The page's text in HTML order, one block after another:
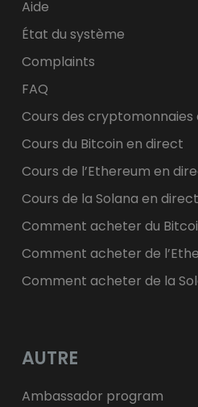
Aide
État du système
Complaints
FAQ
Cours des cryptomonnaies
Cours du Bitcoin en direct
Cours de l’Ethereum en
Cours de la Solana en direct
Comment acheter du
Comment acheter de
Comment acheter de la
AUTRE
Ambassador program